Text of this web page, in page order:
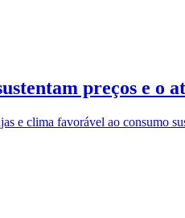
preços e o
e clima favorável ao consumo